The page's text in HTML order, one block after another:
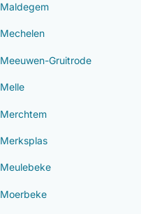
Maldegem
Mechelen
Meeuwen-Gruitrode
Melle
Merchtem
Merksplas
Meulebeke
Moerbeke